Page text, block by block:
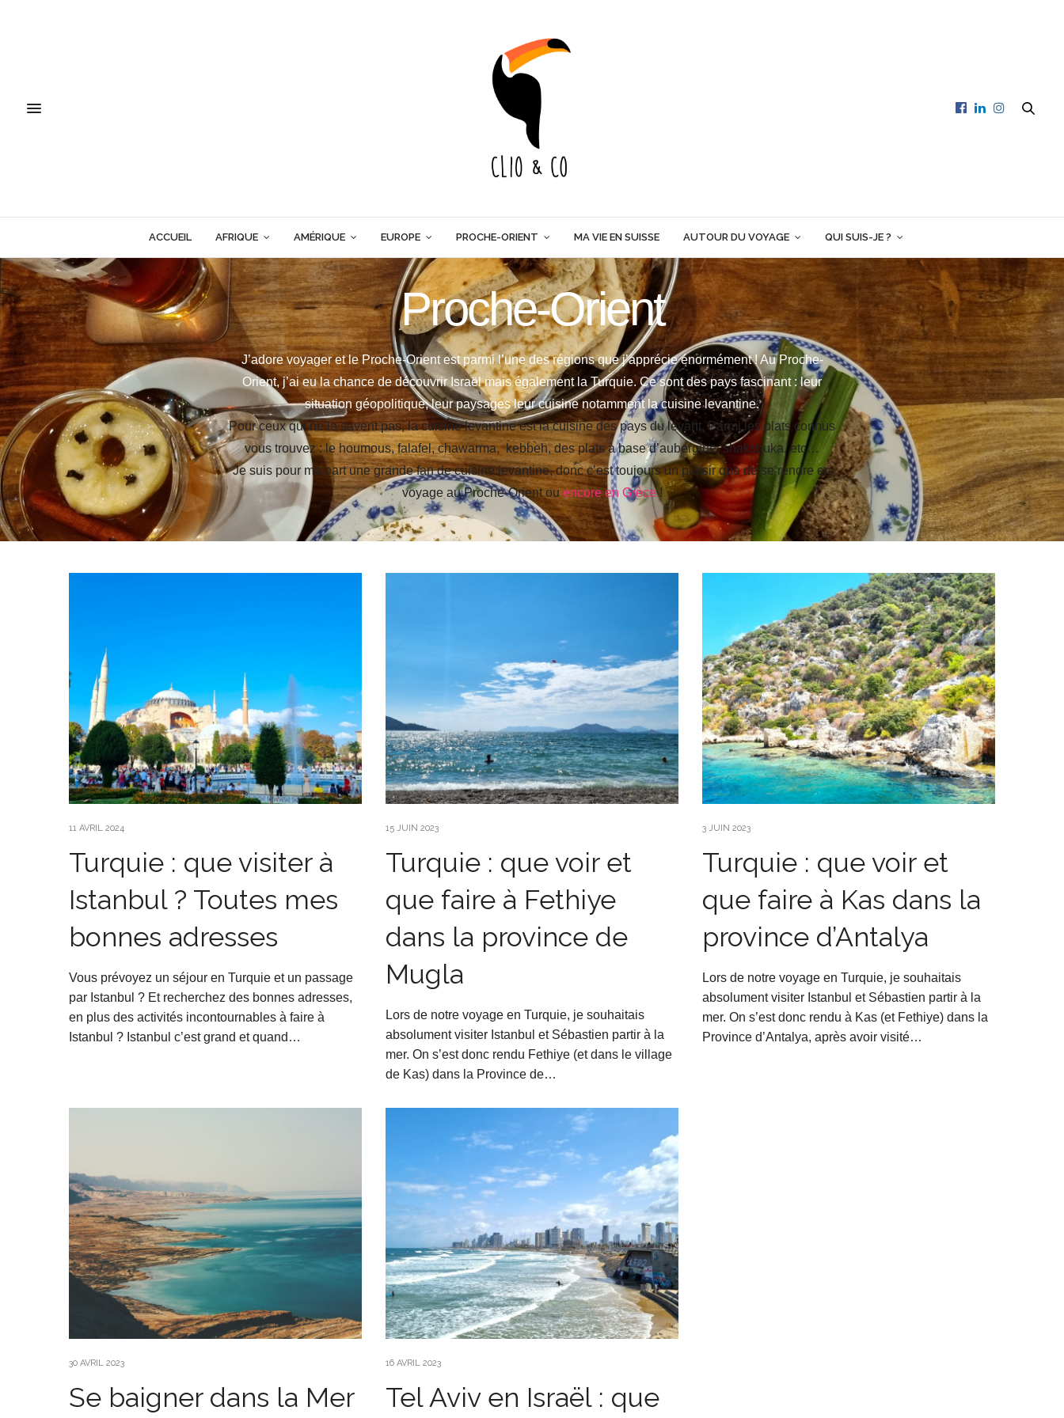
ACCUEIL AFRIQUE AMÉRIQUE EUROPE PROCHE-ORIENT MA VIE EN SUISSE AUTOUR DU VOYAGE QUI SUIS-JE ?
Proche-Orient
J’adore voyager et le Proche-Orient est parmi l’une des régions que j’apprécie énormément ! Au Proche-
Orient, j’ai eu la chance de découvrir Israël mais également la Turquie. Ce sont des pays fascinant : leur
situation géopolitique, leur paysages leur cuisine notamment la cuisine levantine.
Pour ceux qui ne le savent pas, la cuisine levantine est la cuisine des pays du levant. Parmi les plats connus
vous trouvez : le houmous, falafel, chawarma, kebbeh, des plats à base d’aubergine, shakshuka, etc…
Je suis pour ma part une grande fan de cuisine levantine, donc c’est toujours un plaisir que de se rendre en
voyage au Proche-Orient ouencore en Grèce!
11 AVRIL 2024
Turquie : que visiter à
Istanbul ? Toutes mes
bonnes adresses
Vous prévoyez un séjour en Turquie et un passage
par Istanbul ? Et recherchez des bonnes adresses,
en plus des activités incontournables à faire à
Istanbul ? Istanbul c’est grand et quand…
15 JUIN 2023
Turquie : que voir et
que faire à Fethiye
dans la province de
Mugla
Lors de notre voyage en Turquie, je souhaitais
absolument visiter Istanbul et Sébastien partir à la
mer. On s’est donc rendu Fethiye (et dans le village
de Kas) dans la Province de…
3 JUIN 2023
Turquie : que voir et
que faire à Kas dans la
province d’Antalya
Lors de notre voyage en Turquie, je souhaitais
absolument visiter Istanbul et Sébastien partir à la
mer. On s’est donc rendu à Kas (et Fethiye) dans la
Province d’Antalya, après avoir visité…
30 AVRIL 2023
Se baigner dans la Mer
16 AVRIL 2023
Tel Aviv en Israël : que